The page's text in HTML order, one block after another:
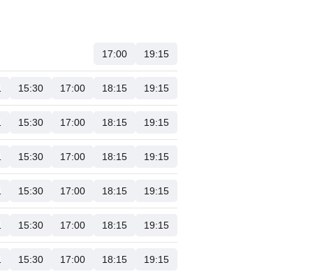
17:00 19:15
15:30 17:00 18:15 19:15
15:30 17:00 18:15 19:15
15:30 17:00 18:15 19:15
15:30 17:00 18:15 19:15
15:30 17:00 18:15 19:15
15:30 17:00 18:15 19:15